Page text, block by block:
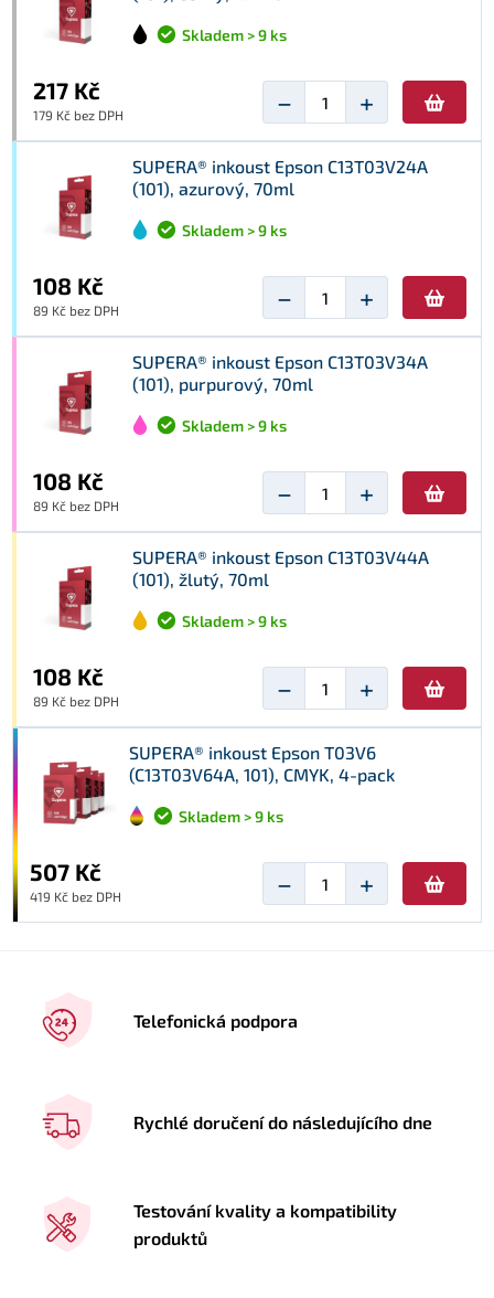
Skladem > 9 ks
217 Kč
179 Kč bez DPH − +
SUPERA® inkoust Epson C13T03V24A
(101), azurový, 70ml
Skladem > 9 ks
108 Kč
89 Kč bez DPH − +
SUPERA® inkoust Epson C13T03V34A
(101), purpurový, 70ml
Skladem > 9 ks
108 Kč
89 Kč bez DPH − +
SUPERA® inkoust Epson C13T03V44A
(101), žlutý, 70ml
Skladem > 9 ks
108 Kč
89 Kč bez DPH − +
SUPERA® inkoust Epson T03V6
(C13T03V64A, 101), CMYK, 4-pack
Skladem > 9 ks
507 Kč
419 Kč bez DPH − +
Telefonická podpora
Rychlé doručení do následujícího dne
Testování kvality a kompatibility
produktů